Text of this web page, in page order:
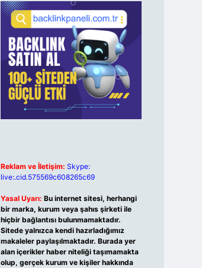
Reklam ve İletişim: Skype:
live:.cid.575569c608265c69
Yasal Uyarı: Bu internet sitesi, herhangi
bir marka, kurum veya şahıs şirketi ile
hiçbir bağlantısı bulunmamaktadır.
Sitede yalnızca kendi hazırladığımız
makaleler paylaşılmaktadır. Burada yer
alan içerikler haber niteliği taşımamakta
olup, gerçek kurum ve kişiler hakkında